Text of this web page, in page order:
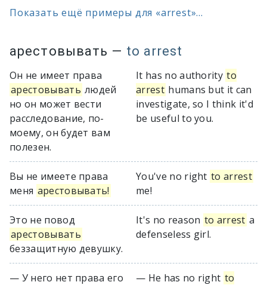
Показать ещё примеры для «arrest»...
арестовывать — to arrest
Он не имеет права
арестовывать людей
но он может вести
расследование, по-
моему, он будет вам
полезен.
It has no authority to
arrest humans but it can
investigate, so I think it'd
be useful to you.
Вы не имеете права
меня арестовывать!
You've no right to arrest
me!
Это не повод
арестовывать
беззащитную девушку.
It's no reason to arrest a
defenseless girl.
— У него нет права его
— He has no right to